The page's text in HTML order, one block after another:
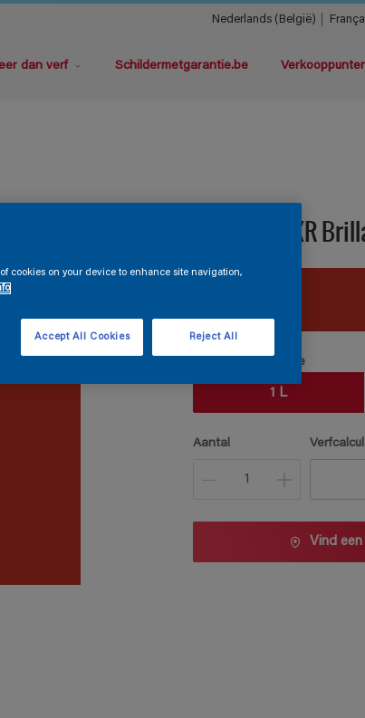
Nederlands (België)
dan verf Schildermetgarantie.be
Permacryl XR
Verpakkingsgrootte
1 L
Aantal
Vind
cookies on your device to enhance site navigation,
Reject All
Accept All Cookies